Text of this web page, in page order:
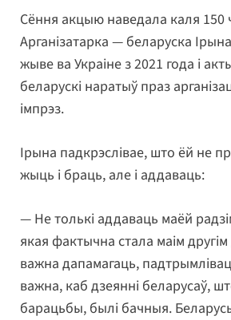
Сёння акцыю наведала каля 150
Арганізатарка — беларуска
жыве ва Украіне з 2021 года і
беларускі наратыў праз
імпрэз.
Ірына падкрэслівае, што ёй не
жыць і браць, але і аддаваць:
— Не толькі аддаваць маёй
якая фактычна стала маім
важна дапамагаць,
важна, каб дзеянні беларусаў,
барацьбы, былі бачныя.